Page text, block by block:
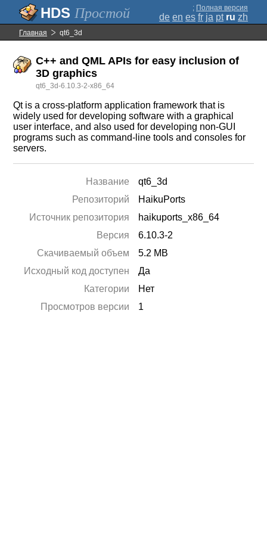
Простой ; Полная версия
de en es fr ja pt ru zh
Главная qt6_3d
C++ and QML APIs for easy inclusion of
3D graphics
qt6_3d-6.10.3-2-x86_64
Qt is a cross-platform application framework that is
widely used for developing software with a graphical
user interface, and also used for developing non-GUI
programs such as command-line tools and consoles for
servers.
Название
qt6_3d
Репозиторий
HaikuPorts
Источник репозитория
haikuports_x86_64
Версия
6.10.3-2
Скачиваемый объем
5.2 MB
Исходный код доступен
Да
Категории
Нет
Просмотров версии
1